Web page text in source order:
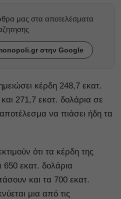
μας στα αποτελέσματα
στην Google
κέρδη 248,7 εκατ.
271,7 εκατ. δολάρια σε
να πιάσει ήδη τα
ότι τα κέρδη της
650 εκατ. δολάρια
και τα 700 εκατ.
μια από τις